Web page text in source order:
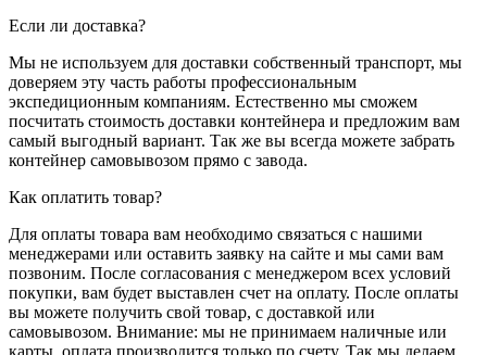
Если ли доставка?
Мы не используем для доставки собственный транспорт, мы
доверяем эту часть работы профессиональным
экспедиционным компаниям. Естественно мы сможем
посчитать стоимость доставки контейнера и предложим вам
самый выгодный вариант. Так же вы всегда можете забрать
контейнер самовывозом прямо с завода.
Как оплатить товар?
Для оплаты товара вам необходимо связаться с нашими
менеджерами или оставить заявку на сайте и мы сами вам
позвоним. После согласования с менеджером всех условий
покупки, вам будет выставлен счет на оплату. После оплаты
вы можете получить свой товар, с доставкой или
самовывозом. Внимание: мы не принимаем наличные или